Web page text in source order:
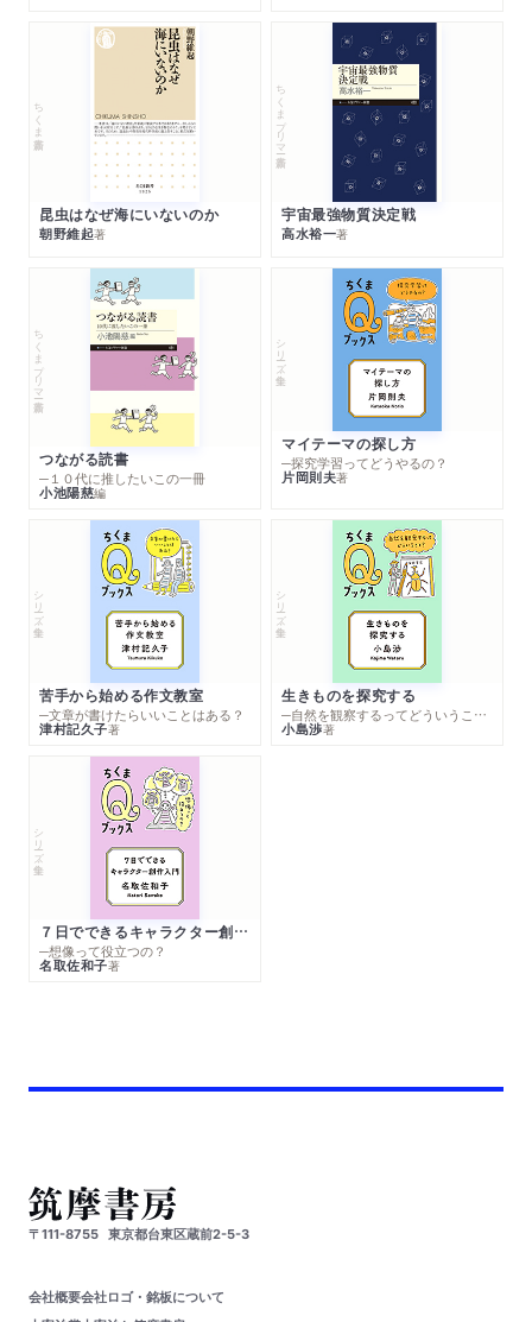
ちくま新書
昆虫はなぜ海にいないのか
朝野維起著
ちくまプリマー新書
宇宙最強物質決定戦
高水裕一著
ちくまプリマー新書
つながる読書
─１０代に推したいこの一冊
小池陽慈編
シリーズ・全集
マイテーマの探し方
─探究学習ってどうやるの？
片岡則夫著
シリーズ・全集
苦手から始める作文教室
─文章が書けたらいいことはある？
津村記久子著
シリーズ・全集
生きものを探究する
─自然を観察するってどういうこと？
小島渉著
シリーズ・全集
７日でできるキャラクター創作入門
─想像って役立つの？
名取佐和子著
〒111-8755 東京都台東区蔵前2-5-3
会社概要会社ロゴ・銘板について